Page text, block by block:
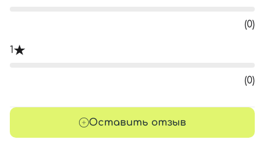
(0)
1
(0)
Оставить отзыв